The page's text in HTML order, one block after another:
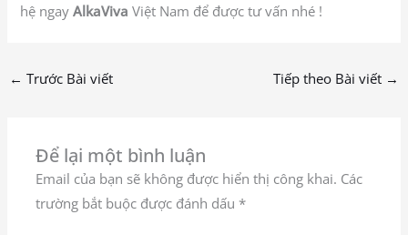
hệ ngayAlkaViva Việt Nam để được tư vấn nhé !
← Trước Bài viết Tiếp theo Bài viết →
Để lại một bình luận
Email của bạn sẽ không được hiển thị công khai. Các
trường bắt buộc được đánh dấu *